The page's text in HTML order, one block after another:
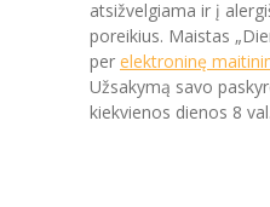
atsižvelgiama ir į
poreikius. Maistas
per elektroninę
Užsakymą savo
kiekvienos dienos 8